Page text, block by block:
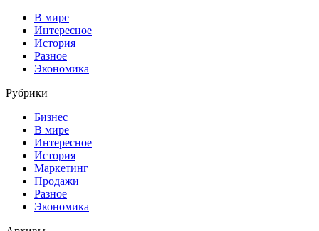
В мире
Интересное
История
Разное
Экономика
Рубрики
Бизнес
В мире
Интересное
История
Маркетинг
Продажи
Разное
Экономика